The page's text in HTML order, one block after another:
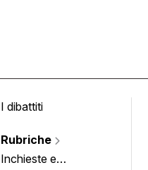
I dibattiti
Rubriche
Inchieste e